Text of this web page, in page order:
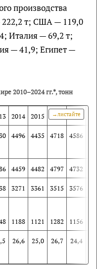
производства
222,2 т; США — 119,0
Италия — 69,2 т;
— 41,9; Египет —
2010–2024 гг.*, тонн
2014 2015 2016 2017
4496 4435 4718 4586
4459 4482 4797 4732
3271 3361 3515 3576
1188 1121 1282 1156
26,6 25,0 26,7 24,4